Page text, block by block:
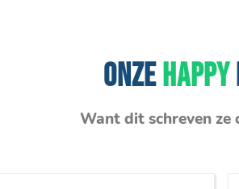
ONZEHAPPY
Want dit schreven ze